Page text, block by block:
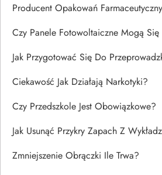
Producent Opakowań
Czy Panele Fotowoltaiczne Mogą
Jak Przygotować Się Do
Ciekawość Jak Działają Narkotyki?
Czy Przedszkole Jest Obowiązkowe?
Jak Usunąć Przykry Zapach Z
Zmniejszenie Obrączki Ile Trwa?